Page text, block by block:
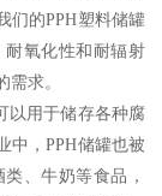
们的PPH塑料储罐
氧化性和耐辐射
求。
以用于储存各种腐
中，PPH储罐也被
、牛奶等食品，